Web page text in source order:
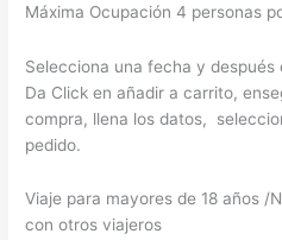
Máxima Ocupación 4 personas
Selecciona una fecha y después
Da Click en añadir a carrito,
compra, llena los datos,
pedido.
Viaje para mayores de 18 años /
con otros viajeros